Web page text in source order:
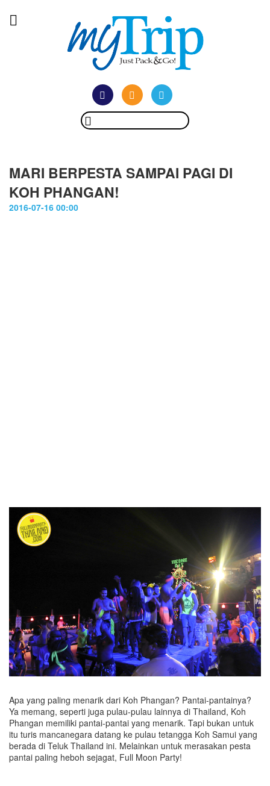
MARI BERPESTA SAMPAI PAGI DI
KOH PHANGAN!
2016-07-16 00:00
Apa yang paling menarik dari Koh Phangan? Pantai-pantainya?
Ya memang, seperti juga pulau-pulau lainnya di Thailand, Koh
Phangan memiliki pantai-pantai yang menarik. Tapi bukan untuk
itu turis mancanegara datang ke pulau tetangga Koh Samui yang
berada di Teluk Thailand ini. Melainkan untuk merasakan pesta
pantai paling heboh sejagat, Full Moon Party!